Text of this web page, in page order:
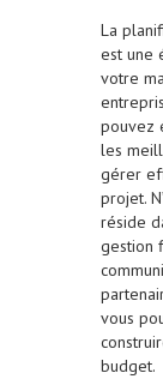
La
est une
votre
pouvez
les
gérer
projet.
réside
gestion
vous
budget.